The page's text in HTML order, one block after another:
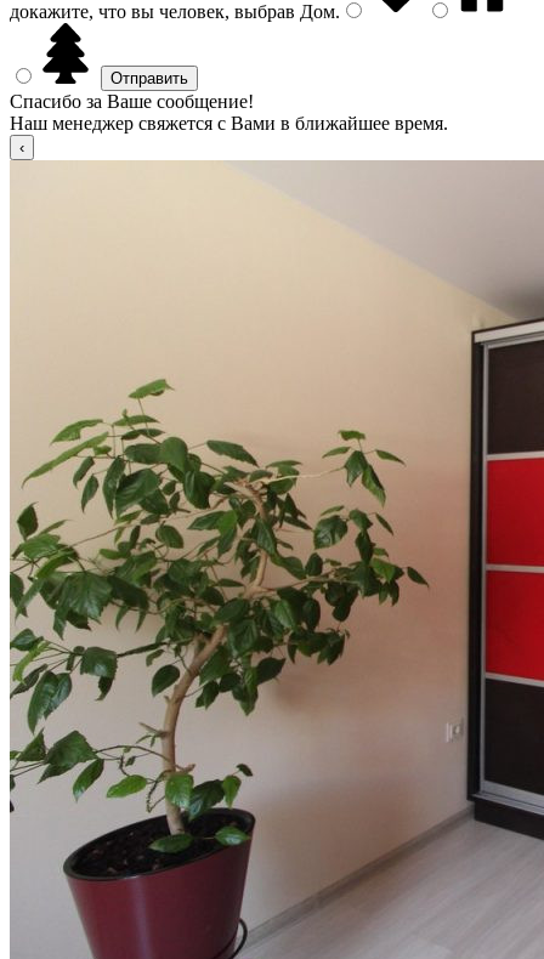
докажите, что вы человек, выбрав Дом.
Спасибо за Ваше сообщение!
Наш менеджер свяжется с Вами в ближайшее время.